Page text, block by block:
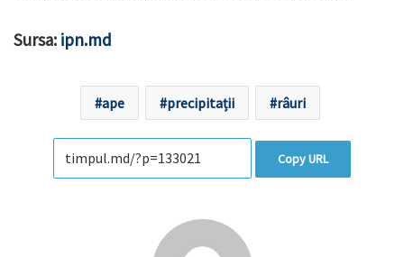
Sursa: ipn.md
ape precipitații râuri
Copy URL